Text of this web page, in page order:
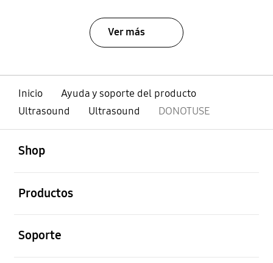
Ver más
Inicio
Ayuda y soporte del producto
Ultrasound
Ultrasound DONOTUSE
Shop
Productos
Soporte